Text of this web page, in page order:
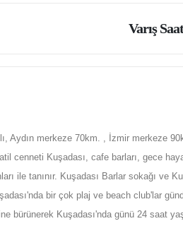
Varış
Aydın merkeze 70km. , İzmir merkeze
cenneti Kuşadası, cafe barları, gece
ile tanınır. Kuşadası Barlar sokağı ve
bir çok plaj ve beach club'lar
bürünerek Kuşadası'nda günü 24 saat